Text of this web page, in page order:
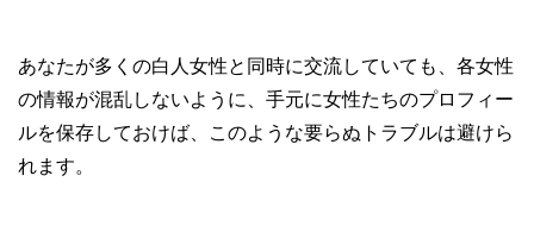
あなたが多くの白人女性と同時に交流していても、各女性
の情報が混乱しないように、手元に女性たちのプロフィー
ルを保存しておけば、このような要らぬトラブルは避けら
れます。